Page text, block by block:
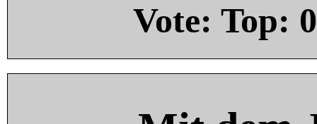
Vote: Top: 0